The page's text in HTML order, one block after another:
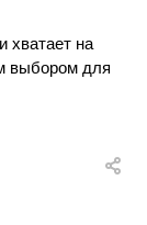
хватает на
выбором для